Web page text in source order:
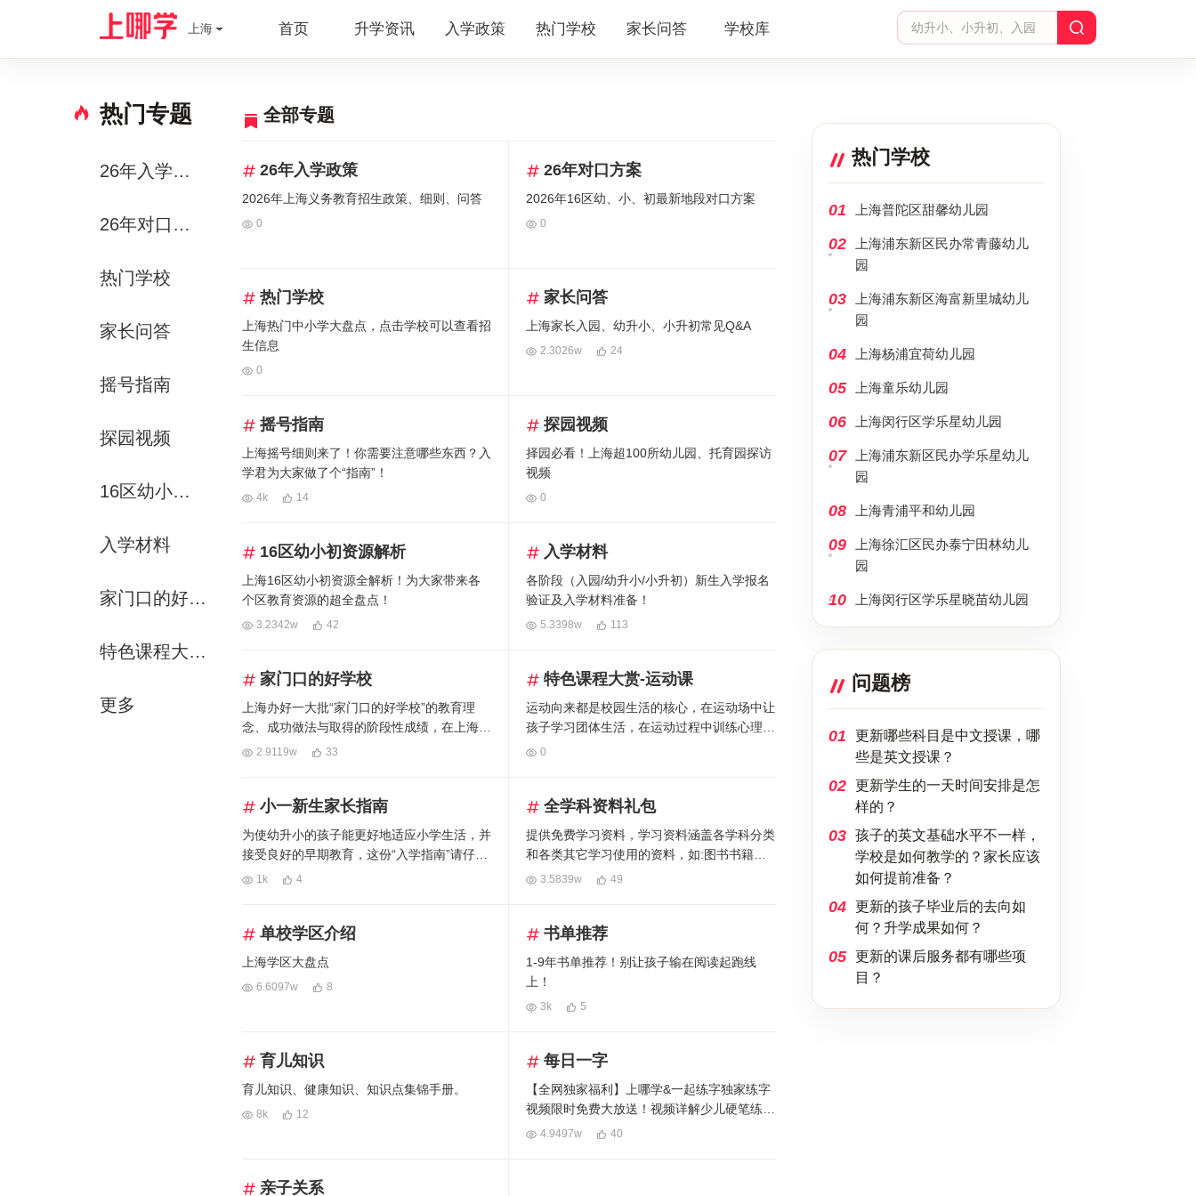
上海 首页 升学资讯 入学政策 热门学校 家长问答 学校库
热门专题
26年入学政策
26年对口方案
热门学校
家长问答
摇号指南
探园视频
16区幼小初资源解析
入学材料
家门口的好学校
特色课程大赏-运动课
更多
全部专题
26年入学政策
2026年上海义务教育招生政策、细则、问答
0
26年对口方案
2026年16区幼、小、初最新地段对口方案
0
热门学校
上海热门中小学大盘点，点击学校可以查看招
生信息
0
家长问答
上海家长入园、幼升小、小升初常见Q&A
2.3026w 24
摇号指南
上海摇号细则来了！你需要注意哪些东西？入
学君为大家做了个“指南”！
4k 14
探园视频
择园必看！上海超100所幼儿园、托育园探访
视频
0
16区幼小初资源解析
上海16区幼小初资源全解析！为大家带来各
个区教育资源的超全盘点！
3.2342w 42
入学材料
各阶段（入园/幼升小/小升初）新生入学报名
验证及入学材料准备！
5.3398w 113
家门口的好学校
上海办好一大批“家门口的好学校”的教育理
念、成功做法与取得的阶段性成绩，在上海教
育史上堪称是值得记上一笔的“标志性大事”。
2.9119w 33
特色课程大赏-运动课
运动向来都是校园生活的核心，在运动场中让
孩子学习团体生活，在运动过程中训练心理素
质，培养与增强孩子挫折忍受力、持续、坚持
些特色的体育課程！
0
小一新生家长指南
为使幼升小的孩子能更好地适应小学生活，并
接受良好的早期教育，这份“入学指南”请仔细
阅读吧～
1k 4
全学科资料礼包
提供免费学习资料，学习资料涵盖各学科分类
和各类其它学习使用的资料，如:图书书籍，
学习课件，素材文件等
3.5839w 49
单校学区介绍
上海学区大盘点
6.6097w 8
书单推荐
1-9年书单推荐！别让孩子输在阅读起跑线
上！
3k 5
育儿知识
育儿知识、健康知识、知识点集锦手册。
8k 12
每日一字
【全网独家福利】上哪学&一起练字独家练字
视频限时免费大放送！视频详解少儿硬笔练字
课程！
4.9497w 40
亲子关系
热门学校
01 上海普陀区甜馨幼儿园
02
上海浦东新区民办常青藤幼儿
园
03
上海浦东新区海富新里城幼儿
园
04 上海杨浦宜荷幼儿园
05 上海童乐幼儿园
06 上海闵行区学乐星幼儿园
07
上海浦东新区民办学乐星幼儿
园
08 上海青浦平和幼儿园
09
上海徐汇区民办泰宁田林幼儿
园
10 上海闵行区学乐星晓苗幼儿园
问题榜
01
更新哪些科目是中文授课，哪
些是英文授课？
02 更新学生的一天时间安排是怎
样的？
03 孩子的英文基础水平不一样，
学校是如何教学的？家长应该
如何提前准备？
04 更新的孩子毕业后的去向如
何？升学成果如何？
05 更新的课后服务都有哪些项
目？